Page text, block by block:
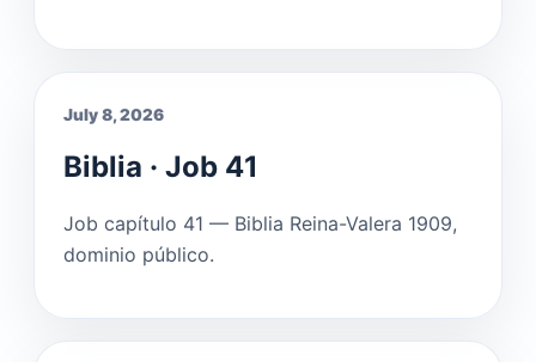
July 8, 2026
Biblia · Job 41
Job capítulo 41 — Biblia Reina-Valera 1909,
dominio público.